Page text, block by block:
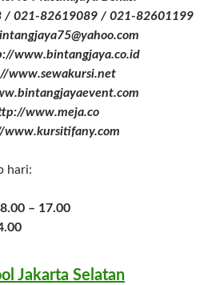
/ 021-82619089 / 021-82601199
www.bintangjaya.co.id
www.sewakursi.net
www.meja.co
hari:
– 17.00
Jakarta Selatan